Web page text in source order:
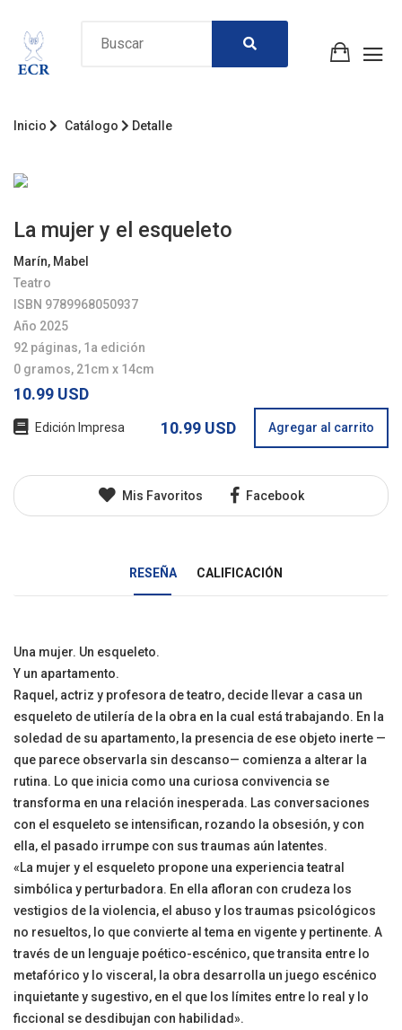
Inicio Catálogo Detalle
La mujer y el esqueleto
Marín, Mabel
Teatro
ISBN 9789968050937
Año 2025
92 páginas, 1a edición
0 gramos, 21cm x 14cm
10.99 USD
Edición Impresa 10.99 USD Agregar al carrito
Mis Favoritos Facebook
RESEÑA CALIFICACIÓN
Una mujer. Un esqueleto.
Y un apartamento.
Raquel, actriz y profesora de teatro, decide llevar a casa un
esqueleto de utilería de la obra en la cual está trabajando. En la
soledad de su apartamento, la presencia de ese objeto inerte —
que parece observarla sin descanso— comienza a alterar la
rutina. Lo que inicia como una curiosa convivencia se
transforma en una relación inesperada. Las conversaciones
con el esqueleto se intensifican, rozando la obsesión, y con
ella, el pasado irrumpe con sus traumas aún latentes.
«La mujer y el esqueleto propone una experiencia teatral
simbólica y perturbadora. En ella afloran con crudeza los
vestigios de la violencia, el abuso y los traumas psicológicos
no resueltos, lo que convierte al tema en vigente y pertinente. A
través de un lenguaje poético-escénico, que transita entre lo
metafórico y lo visceral, la obra desarrolla un juego escénico
inquietante y sugestivo, en el que los límites entre lo real y lo
ficcional se desdibujan con habilidad».